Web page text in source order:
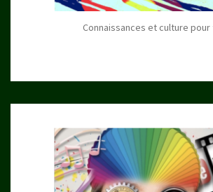
Connaissances et culture pour